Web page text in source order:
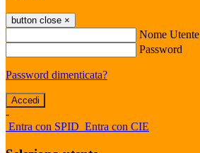
button close ×
Nome Utente
Password
Password dimenticata?
-
Entra con SPID Entra con CIE